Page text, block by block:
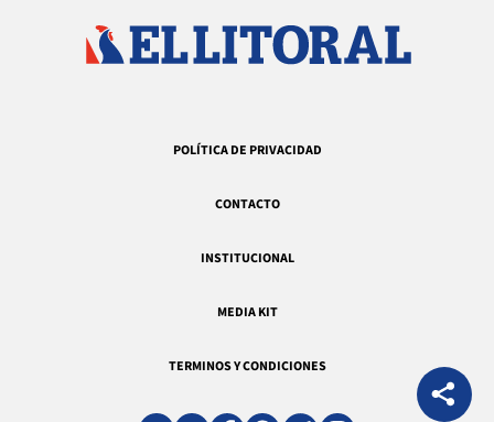
POLÍTICA DE PRIVACIDAD
CONTACTO
INSTITUCIONAL
MEDIA KIT
TERMINOS Y CONDICIONES